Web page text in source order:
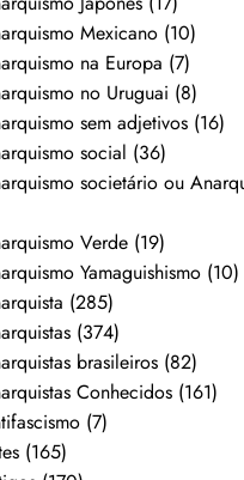
Mexicano (10)
na Europa (7)
no Uruguai (8)
sem adjetivos (16)
social (36)
societário ou
Verde (19)
Yamaguishismo (10)
(285)
(374)
brasileiros (82)
Conhecidos (161)
(7)
(165)